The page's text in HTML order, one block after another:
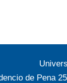
de Pena